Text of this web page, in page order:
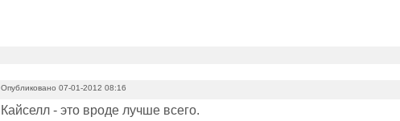
Опубликовано 07-01-2012 08:16
Кайселл - это вроде лучше всего.